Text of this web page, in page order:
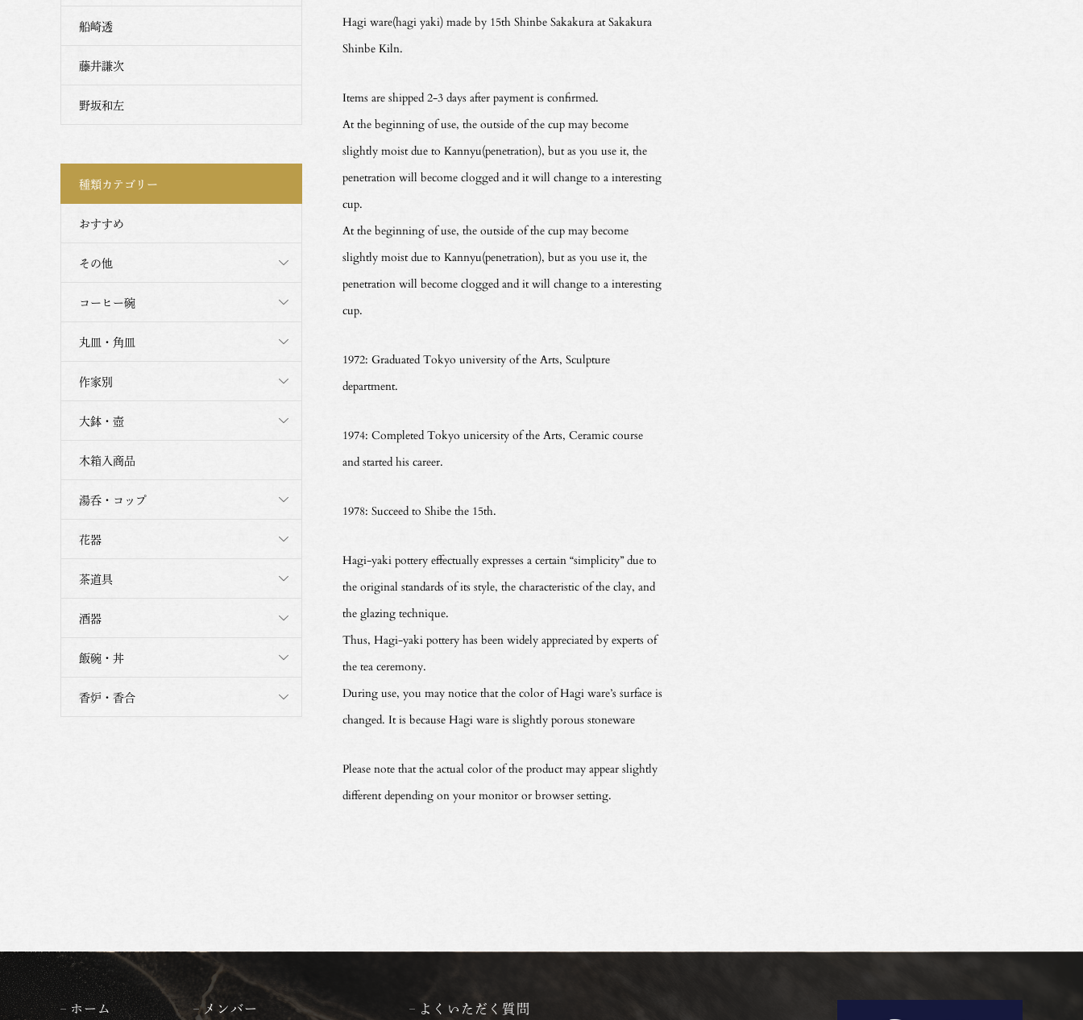
Hagi ware(hagi yaki) made by 15th Shinbe Sakakura at Sakakura
Shinbe Kiln.
Items are shipped 2-3 days after payment is confirmed.
At the beginning of use, the outside of the cup may become
slightly moist due to Kannyu(penetration), but as you use it, the
penetration will become clogged and it will change to a interesting
cup.
At the beginning of use, the outside of the cup may become
slightly moist due to Kannyu(penetration), but as you use it, the
penetration will become clogged and it will change to a interesting
cup.
1972: Graduated Tokyo university of the Arts, Sculpture
department.
1974: Completed Tokyo unicersity of the Arts, Ceramic course
and started his career.
1978: Succeed to Shibe the 15th.
Hagi-yaki pottery effectually expresses a certain “simplicity” due to
the original standards of its style, the characteristic of the clay, and
the glazing technique.
Thus, Hagi-yaki pottery has been widely appreciated by experts of
the tea ceremony.
During use, you may notice that the color of Hagi ware’s surface is
changed. It is because Hagi ware is slightly porous stoneware
Please note that the actual color of the product may appear slightly
different depending on your monitor or browser setting.
船崎透
藤井謙次
野坂和左
種類カテゴリー
おすすめ
その他
コーヒー碗
丸皿・角皿
作家別
大鉢・壺
木箱入商品
湯呑・コップ
花器
茶道具
酒器
飯碗・丼
香炉・香合
ホーム メンバー よくいただく質問